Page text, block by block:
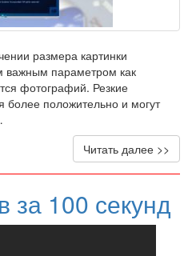
размера картинки
важным параметром как
фотографий. Резкие
положительно и могут
Читать далее >>
за 100 секунд